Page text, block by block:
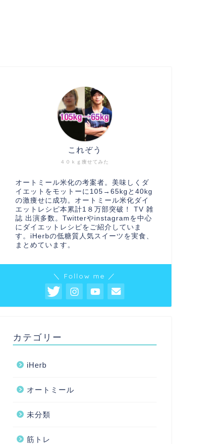
４０ｋｇ痩せてみた
これぞう
オートミール米化の考案者。美味しくダ
イエットをモットーに105→65kgと40kg
の激痩せに成功。オートミール米化ダイ
エットレシピ本累計1８万部突破！ TV 雑
誌 出演多数。Twitterやinstagramを中心
にダイエットレシピをご紹介していま
す。iHerbの低糖質人気スイーツを実食、
まとめています。
＼ Follow me ／
カテゴリー
iHerb
オートミール
未分類
筋トレ